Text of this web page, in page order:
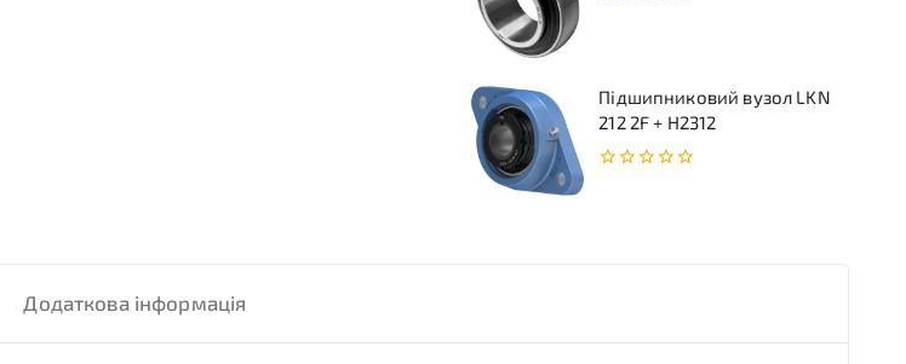
Підшипниковий вузол LKN
212 2F + H2312
Додаткова інформація